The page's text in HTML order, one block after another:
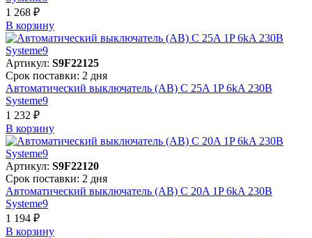
1 268 ₽
В корзинy
Артикул: S9F22125
Срок поставки: 2 дня
Автоматический выключатель (АВ) C 25A 1P 6kA 230В
Systeme9
1 232 ₽
В корзинy
Артикул: S9F22120
Срок поставки: 2 дня
Автоматический выключатель (АВ) C 20A 1P 6kA 230В
Systeme9
1 194 ₽
В корзинy